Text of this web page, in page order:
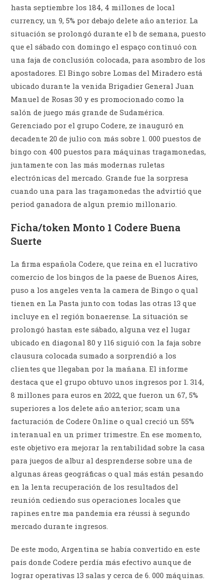
hasta septiembre los 184, 4 millones de local
currency, un 9, 5% por debajo delete año anterior. La
situación se prolongó durante el b de semana, puesto
que el sábado con domingo el espaço continuó con
una faja de conclusión colocada, para asombro de los
apostadores. El Bingo sobre Lomas del Miradero está
ubicado durante la venida Brigadier General Juan
Manuel de Rosas 30 y es promocionado como la
salón de juego más grande de Sudamérica.
Gerenciado por el grupo Codere, ze inauguró en
decadente 20 de julio con más sobre 1. 000 puestos de
bingo con 400 puestos para máquinas tragamonedas,
juntamente con las más modernas ruletas
electrónicas del mercado. Grande fue la sorpresa
cuando una para las tragamonedas the advirtió que
period ganadora de algun premio millonario.
Ficha/token Monto 1 Codere Buena
Suerte
La firma española Codere, que reina en el lucrativo
comercio de los bingos de la paese de Buenos Aires,
puso a los angeles venta la camera de Bingo o qual
tienen en La Pasta junto con todas las otras 13 que
incluye en el región bonaerense. La situación se
prolongó hastan este sábado, alguna vez el lugar
ubicado en diagonal 80 y 116 siguió con la faja sobre
clausura colocada sumado a sorprendió a los
clientes que llegaban por la mañana. El informe
destaca que el grupo obtuvo unos ingresos por 1. 314,
8 millones para euros en 2022, que fueron un 67, 5%
superiores a los delete año anterior; scam una
facturación de Codere Online o qual creció un 55%
interanual en un primer trimestre. En ese momento,
este objetivo era mejorar la rentabilidad sobre la casa
para juegos de albur al desprenderse sobre una de
algunas áreas geográficas o qual más están pesando
en la lenta recuperación de los resultados del
reunión cediendo sus operaciones locales que
rapines entre ma pandemia era réussi à segundo
mercado durante ingresos.
De este modo, Argentina se había convertido en este
país donde Codere perdía más efectivo aunque de
lograr operativas 13 salas y cerca de 6. 000 máquinas.